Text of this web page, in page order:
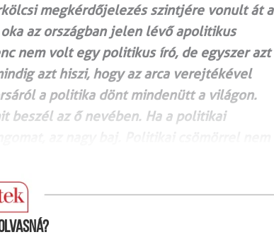
megkérdőjelezés szintjére vonult át a
az országban jelen lévő apolitikus
nem volt egy politikus író, de egyszer azt
azt hiszi, hogy az arca verejtékével
a politika dönt mindenütt a világon.
beszél az ő nevében. Ha a politikai